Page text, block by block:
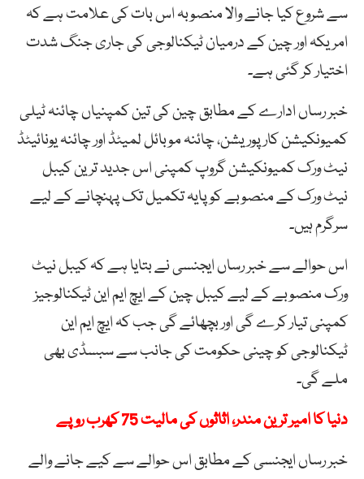
سے شروع کیا جانے والا منصوبہ اس بات کی علامت ہے کہ
امریکہ اور چین کے درمیان ٹیکنالوجی کی جاری جنگ شدت
اختیار کر گئی ہے۔
خبر رساں ادارے کے مطابق چین کی تین کمپنیاں چائنہ ٹیلی
کمیونکیشن کارپوریشن، چائنہ موبائل لمیٹڈ اور چائنہ یونائیٹڈ
نیٹ ورک کمیونکیشن گروپ کمپنی اس جدید ترین کیبل
نیٹ ورک کے منصوبے کو پایہ تکمیل تک پہنچانے کے لیے
سرگرم ہیں۔
اس حوالے سے خبر رساں ایجنسی نے بتایا ہے کہ کیبل نیٹ
ورک منصوبے کے لیے کیبل چین کے ایچ ایم این ٹیکنالوجیز
کمپنی تیار کرے گی اور بچھائے گی جب کہ ایچ ایم این
ٹیکنالوجی کو چینی حکومت کی جانب سے سبسڈی بھی
ملے گی۔
دنیا کا امیر ترین مندر، اثاثوں کی مالیت 75 کھرب روپے
خبر رساں ایجنسی کے مطابق اس حوالے سے کیے جانے والے